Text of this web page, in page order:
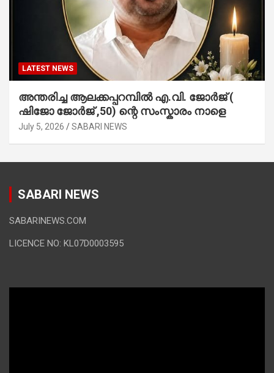
LATEST NEWS
അന്തരിച്ച ആ​ല​ക്ക​പ്പ​റമ്പിൽ​ എ.​വി. ജോ​ർ​ജ് (
ഷിജോ ജോർജ് ,50) ന്റെ സംസ്കാരം നാളെ
July 5, 2026 SABARI NEWS
SABARI NEWS
SABARINEWS.COM
LICENCE NO: KL07D0003595